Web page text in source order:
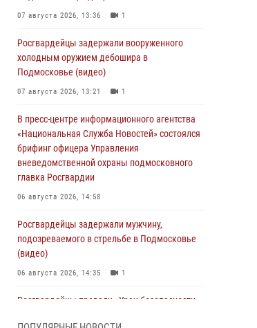
07 августа 2026, 13:36 1
Росгвардейцы задержали вооруженного
холодным оружием дебошира в
Подмосковье (видео)
07 августа 2026, 13:21 1
В пресс-центре информационного агентства
«Национальная Служба Новостей» состоялся
брифинг офицера Управления
вневедомственной охраны подмосковного
главка Росгвардии
06 августа 2026, 14:58
Росгвардейцы задержали мужчину,
подозреваемого в стрельбе в Подмосковье
(видео)
06 августа 2026, 14:35 1
Росгвардейцы провели «Урок безопасности»